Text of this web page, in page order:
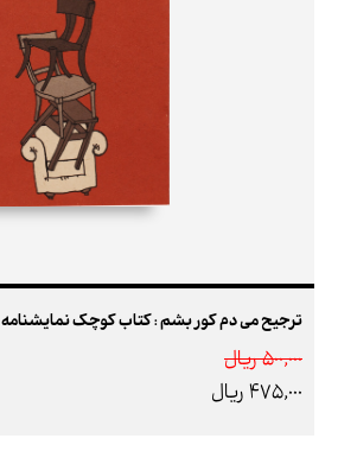
ترجیح می دم کور بشم : کتاب کوچک نمایشنامه 84
500,000 ريال
475,000 ريال